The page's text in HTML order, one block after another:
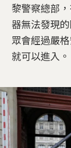
黎警察總部
器無法發現
眾會經過嚴
就可以進入。